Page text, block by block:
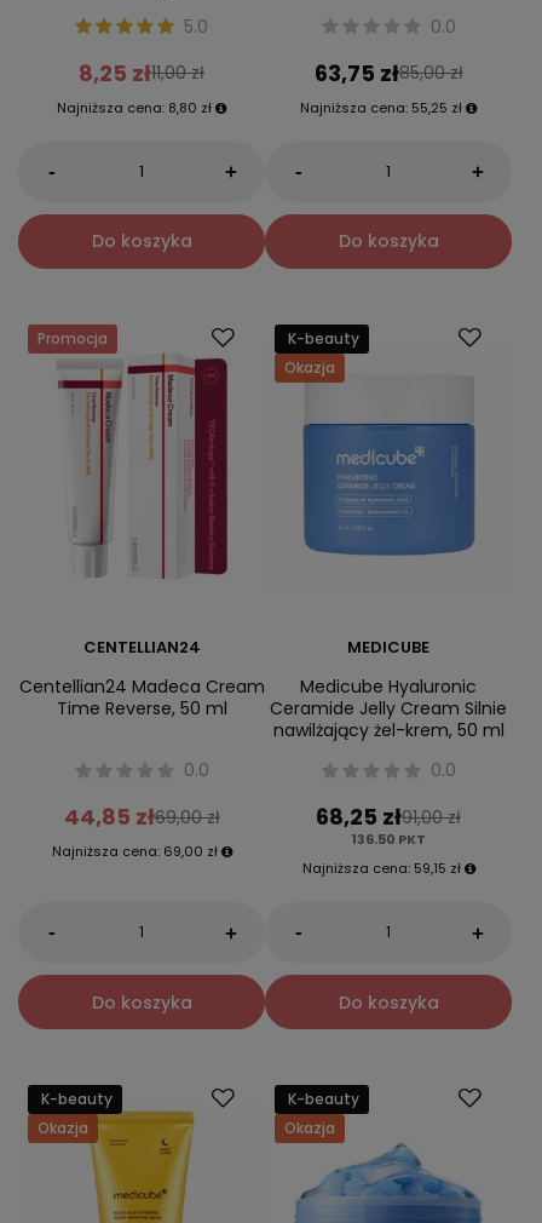
5.0
8,25 zł11,00 zł
Najniższa cena: 8,80 zł
- +
Do koszyka
0.0
63,75 zł85,00 zł
Najniższa cena: 55,25 zł
- +
Do koszyka
Promocja
CENTELLIAN24
Centellian24 Madeca Cream
Time Reverse, 50 ml
0.0
44,85 zł69,00 zł
Najniższa cena: 69,00 zł
- +
Do koszyka
K-beauty
Okazja
MEDICUBE
Medicube Hyaluronic
Ceramide Jelly Cream Silnie
nawilżający żel-krem, 50 ml
0.0
68,25 zł91,00 zł
136.50 PKT
Najniższa cena: 59,15 zł
- +
Do koszyka
K-beauty
Okazja
K-beauty
Okazja